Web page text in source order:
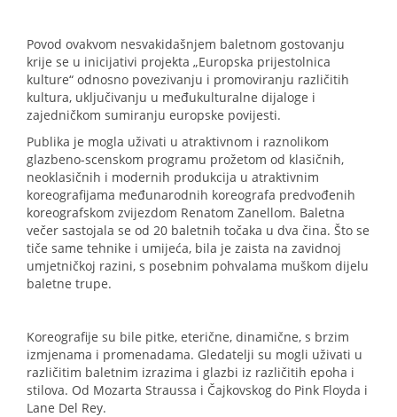
Povod ovakvom nesvakidašnjem baletnom gostovanju
krije se u inicijativi projekta „Europska prijestolnica
kulture“ odnosno povezivanju i promoviranju različitih
kultura, uključivanju u međukulturalne dijaloge i
zajedničkom sumiranju europske povijesti.
Publika je mogla uživati u atraktivnom i raznolikom
glazbeno-scenskom programu prožetom od klasičnih,
neoklasičnih i modernih produkcija u atraktivnim
koreografijama međunarodnih koreografa predvođenih
koreografskom zvijezdom Renatom Zanellom. Baletna
večer sastojala se od 20 baletnih točaka u dva čina. Što se
tiče same tehnike i umijeća, bila je zaista na zavidnoj
umjetničkoj razini, s posebnim pohvalama muškom dijelu
baletne trupe.
Koreografije su bile pitke, eterične, dinamične, s brzim
izmjenama i promenadama. Gledatelji su mogli uživati u
različitim baletnim izrazima i glazbi iz različitih epoha i
stilova. Od Mozarta Straussa i Čajkovskog do Pink Floyda i
Lane Del Rey.